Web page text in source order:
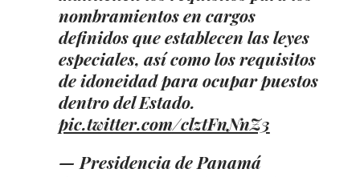
nombramientos en cargos
definidos que establecen las leyes
especiales, así como los requisitos
de idoneidad para ocupar puestos
dentro del Estado.
pic.twitter.com/clztFnNnZ3
— Presidencia de Panamá